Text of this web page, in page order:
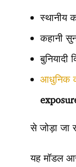
स्थानीय
कहानी
आधुनिक
से जोड़ा जा
यह मॉडल